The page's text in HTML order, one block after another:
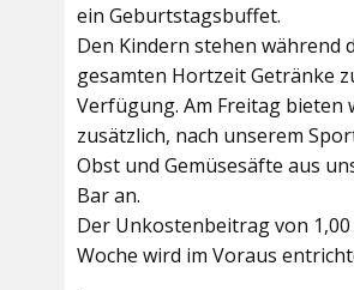
ein Geburtstagsbuffet.
Den Kindern stehen während
gesamten Hortzeit Getränke
Verfügung. Am Freitag bieten
zusätzlich, nach unserem
Obst und Gemüsesäfte aus
Bar an.
Der Unkostenbeitrag von
Woche wird im Voraus